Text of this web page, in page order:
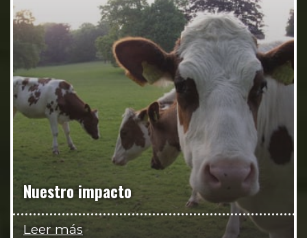
Nuestro impacto
Leer más